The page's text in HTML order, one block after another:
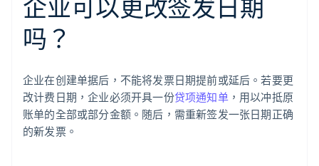
企业可以更改签发日期
吗？
企业在创建单据后，不能将发票日期提前或延后。若要更
改计费日期，企业必须开具一份贷项通知单，用以冲抵原
账单的全部或部分金额。随后，需重新签发一张日期正确
的新发票。